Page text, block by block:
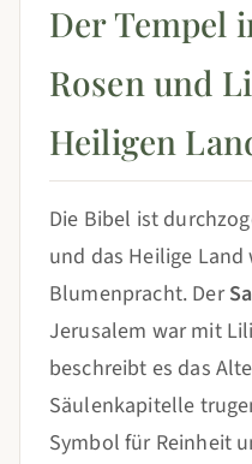
Der Tempel
Rosen und
Heiligen
Die Bibel ist
und das Heilige
Blumenpracht. Der
Jerusalem war mit
beschreibt es das
Säulenkapitelle
Symbol für Reinheit